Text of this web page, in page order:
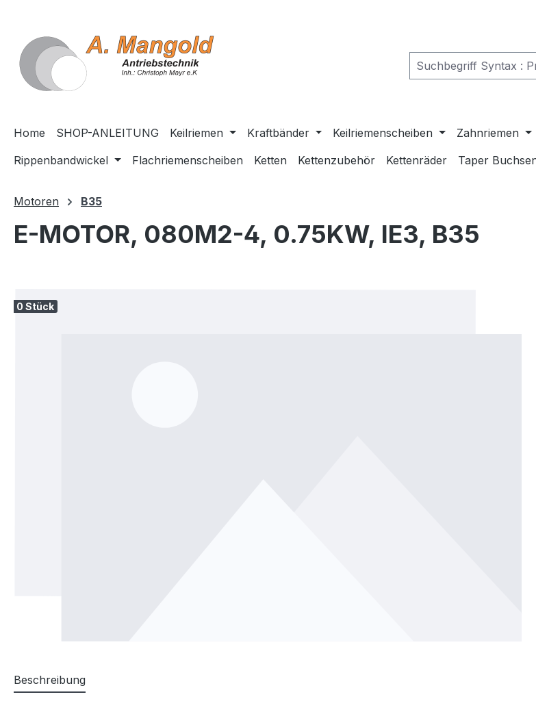
Home SHOP-ANLEITUNG Keilriemen Kraftbänder Keilriemenscheiben Zahnriemen
Rippenbandwickel
Flachriemenscheiben Ketten Kettenzubehör Kettenräder Taper
Motoren B35
E-MOTOR, 080M2-4, 0.75KW, IE3, B35
0 Stück
Beschreibung